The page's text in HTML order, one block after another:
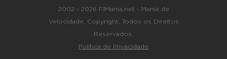
2002 - 2026 F1Mania.net - Mania de
Velocidade. Copyright. Todos os Direitos
Reservados.
Política de Privacidade